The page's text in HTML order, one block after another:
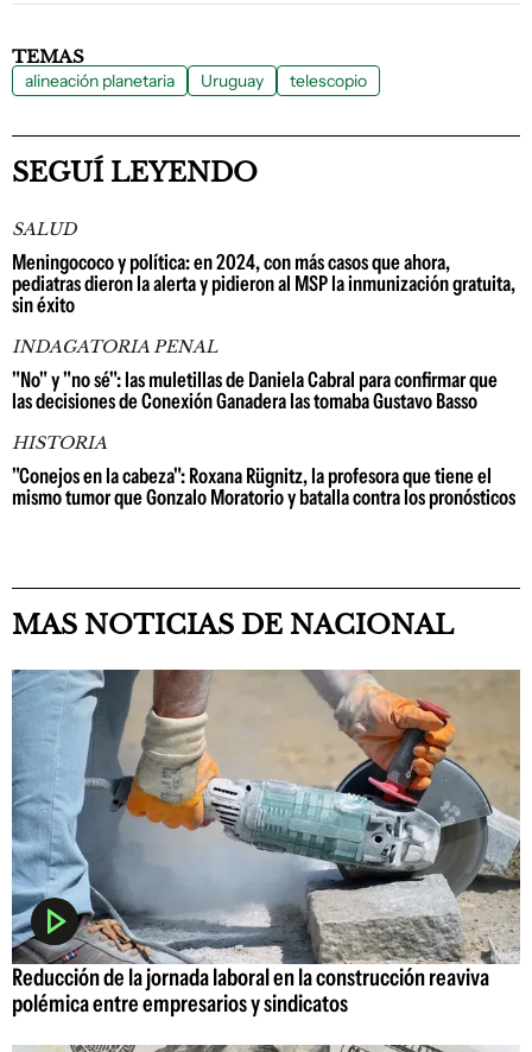
TEMAS
alineación planetaria Uruguay telescopio
SEGUÍ LEYENDO
SALUD
Meningococo y política: en 2024, con más casos que ahora,
pediatras dieron la alerta y pidieron al MSP la inmunización gratuita,
sin éxito
INDAGATORIA PENAL
"No" y "no sé": las muletillas de Daniela Cabral para confirmar que
las decisiones de Conexión Ganadera las tomaba Gustavo Basso
HISTORIA
"Conejos en la cabeza": Roxana Rügnitz, la profesora que tiene el
mismo tumor que Gonzalo Moratorio y batalla contra los pronósticos
MAS NOTICIAS DE NACIONAL
Reducción de la jornada laboral en la construcción reaviva
polémica entre empresarios y sindicatos